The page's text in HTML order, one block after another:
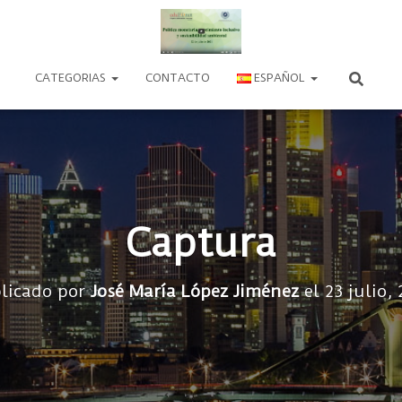
CATEGORIAS CONTACTO ESPAÑOL
Captura
porJosé María López Jiménezel23 julio,